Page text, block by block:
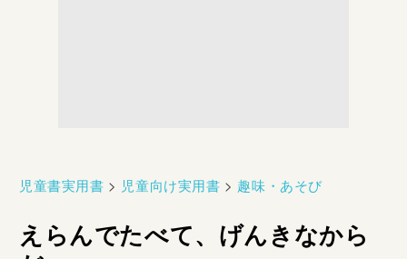
児童書実用書 > 児童向け実用書 > 趣味・あそび
えらんでたべて、げんきなから